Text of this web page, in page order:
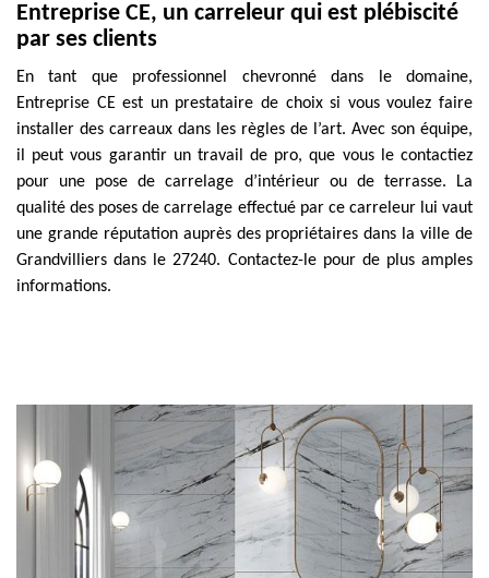
Entreprise CE, un carreleur qui est plébiscité
par ses clients
En tant que professionnel chevronné dans le domaine,
Entreprise CE est un prestataire de choix si vous voulez faire
installer des carreaux dans les règles de l’art. Avec son équipe,
il peut vous garantir un travail de pro, que vous le contactiez
pour une pose de carrelage d’intérieur ou de terrasse. La
qualité des poses de carrelage effectué par ce carreleur lui vaut
une grande réputation auprès des propriétaires dans la ville de
Grandvilliers dans le 27240. Contactez-le pour de plus amples
informations.